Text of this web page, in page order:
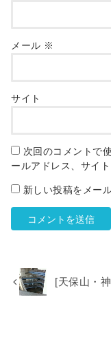
メール ※
サイト
次回のコメントで
ールアドレス、サイト
新しい投稿をメー
[天保山・